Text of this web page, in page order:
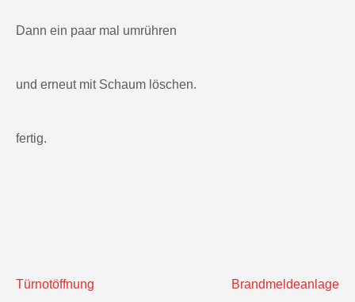
Dann ein paar mal umrühren
und erneut mit Schaum löschen.
fertig.
Beitragsnavigation
Türnotöffnung Brandmeldeanlage